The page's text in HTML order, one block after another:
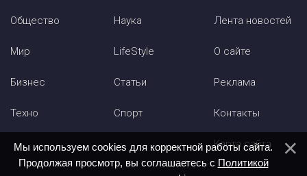
Общество
Мир
Бизнес
Техно
Наука
LifeStyle
Статьи
Спорт
Лента новостей
О сайте
Реклама
Контакты
Карта сайта
Мы используем cookies для корректной работы сайта.
Продолжая просмотр, вы соглашаетесь с Политикой